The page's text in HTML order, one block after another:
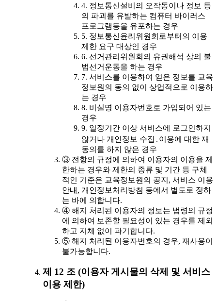
4. 정보통신설비의 오작동이나 정보 등
의 파괴를 유발하는 컴퓨터 바이러스
프로그램등을 유포하는 경우
5. 정보통신윤리위원회로부터의 이용
제한 요구 대상인 경우
6. 선거관리위원회의 유권해석 상의 불
법선거운동을 하는 경우
7. 서비스를 이용하여 얻은 정보를 교육
정보원의 동의 없이 상업적으로 이용하
는 경우
8. 비실명 이용자번호로 가입되어 있는
경우
9. 일정기간 이상 서비스에 로그인하지
않거나 개인정보 수집․이용에 대한 재
동의를 하지 않은 경우
③ 전항의 규정에 의하여 이용자의 이용을 제
한하는 경우와 제한의 종류 및 기간 등 구체
적인 기준은 교육정보원의 공지, 서비스 이용
안내, 개인정보처리방침 등에서 별도로 정하
는 바에 의합니다.
④ 해지 처리된 이용자의 정보는 법령의 규정
에 의하여 보존할 필요성이 있는 경우를 제외
하고 지체 없이 파기합니다.
⑤ 해지 처리된 이용자번호의 경우, 재사용이
불가능합니다.
제 12 조 (이용자 게시물의 삭제 및 서비스
이용 제한)